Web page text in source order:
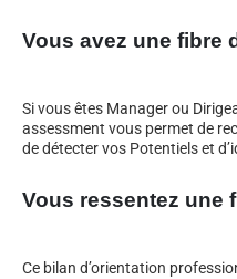
Vous avez une fibre
Si vous êtes Manager ou
assessment vous permet de
de détecter vos Potentiels et
Vous ressentez une
Ce bilan d’orientation